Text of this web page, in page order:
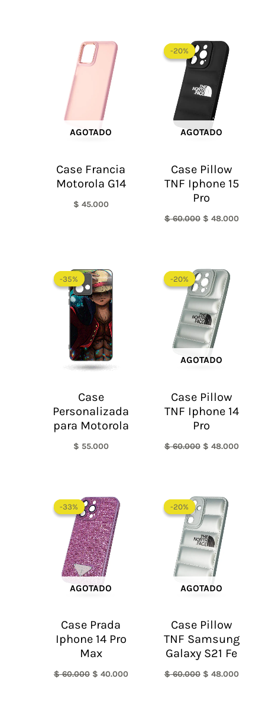
AGOTADO
Case Francia
Motorola G14
$ 45.000
-20%
AGOTADO
-20%
Case Pillow
TNF Iphone 15
Pro
$60.000
precio
original
era:
$ 60.000.
$ 48.000
-35%
-35%
Case
Personalizada
para Motorola
$ 55.000
-20%
AGOTADO
-20%
Case Pillow
TNF Iphone 14
Pro
$60.000
precio
original
era:
$ 60.000.
$ 48.000
-33%
AGOTADO
-33%
Case Prada
Iphone 14 Pro
Max
$60.000
precio
original
era:
$ 60.000.
$ 40.000
-20%
AGOTADO
-20%
Case Pillow
TNF Samsung
Galaxy S21 Fe
$60.000
precio
original
era:
$ 60.000.
$ 48.000